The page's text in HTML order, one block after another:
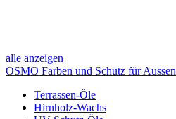
alle anzeigen
OSMO Farben und Schutz für Aussen
Terrassen-Öle
Hirnholz-Wachs